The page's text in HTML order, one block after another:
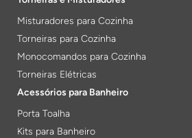
Misturadores para Cozinha
Torneiras para Cozinha
Monocomandos para Cozinha
Torneiras Elétricas
Acessórios para Banheiro
Porta Toalha
Kits para Banheiro